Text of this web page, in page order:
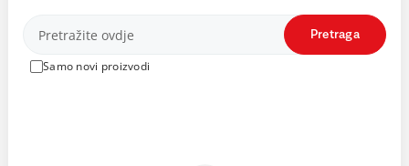
Proizvodi
Samo novi proizvodi
Pretraga